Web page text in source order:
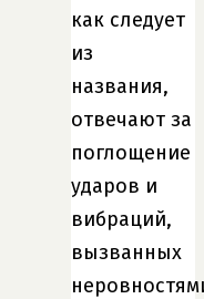
как следует
из
названия,
отвечают за
поглощение
ударов и
вибраций,
вызванных